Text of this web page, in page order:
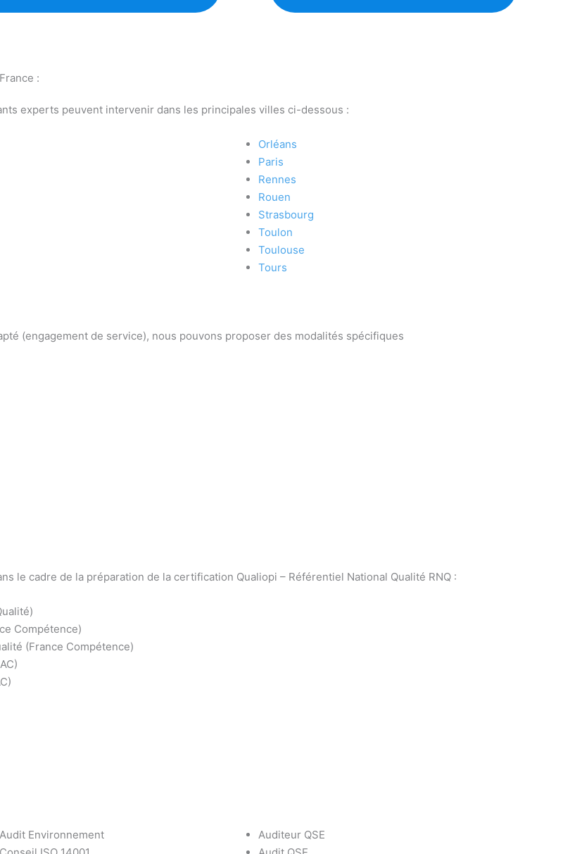
:
experts peuvent intervenir dans les principales villes ci-dessous :
Orléans
Paris
Rennes
Rouen
Strasbourg
Toulon
Toulouse
Tours
(engagement de service), nous pouvons proposer des modalités spécifiques
le cadre de la préparation de la certification Qualiopi – Référentiel National Qualité RNQ :
Compétence)
(France Compétence)
Audit Environnement
Auditeur QSE